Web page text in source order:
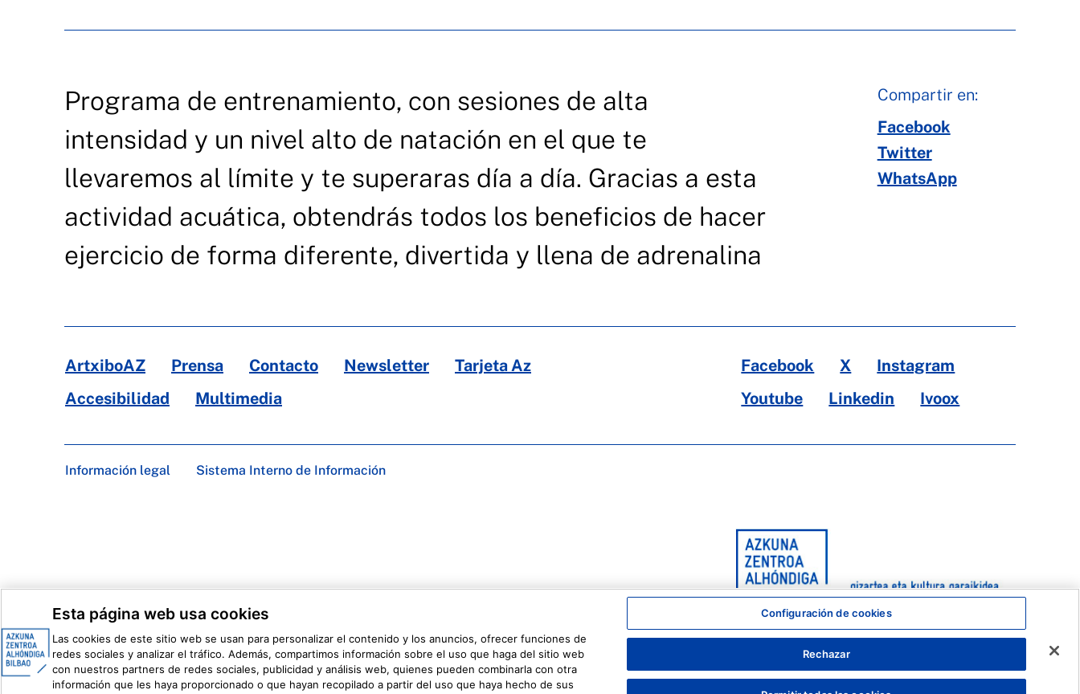
Programa de entrenamiento, con sesiones de alta
intensidad y un nivel alto de natación en el que te
llevaremos al límite y te superaras día a día. Gracias a esta
actividad acuática, obtendrás todos los beneficios de hacer
ejercicio de forma diferente, divertida y llena de adrenalina
Compartir en:
Facebook
Twitter
WhatsApp
ArtxiboAZ Prensa Contacto Newsletter
Tarjeta Az
Accesibilidad
Multimedia
Facebook X
Instagram
Youtube
Linkedin Ivoox
Información legal Sistema Interno de Información
Esta página web usa cookies
Las cookies de este sitio web se usan para personalizar el contenido y los anuncios, ofrecer funciones de
redes sociales y analizar el tráfico. Además, compartimos información sobre el uso que haga del sitio web
con nuestros partners de redes sociales, publicidad y análisis web, quienes pueden combinarla con otra
información que les haya proporcionado o que hayan recopilado a partir del uso que haya hecho de sus
Configuración de cookies
Rechazar